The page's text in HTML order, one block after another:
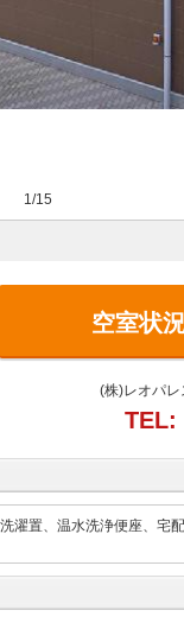
1/15
空室状
(株)レオパ
TEL:
濯置、温水洗浄便座、